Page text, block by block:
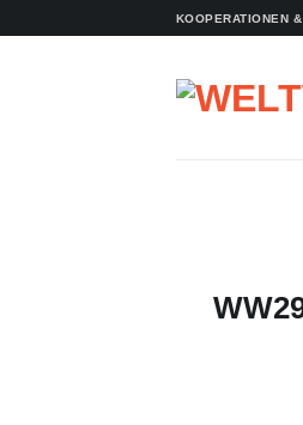
KOOPERATIONEN